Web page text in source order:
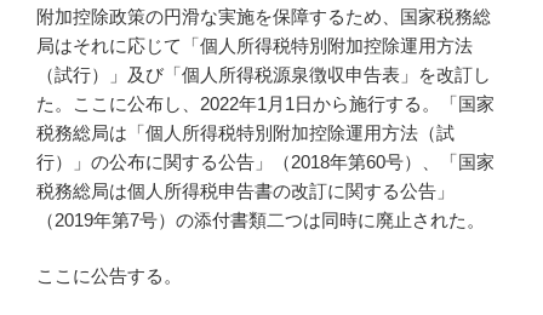
附加控除政策の円滑な実施を保障するため、国家税務総
局はそれに応じて「個人所得税特別附加控除運用方法
（試行）」及び「個人所得税源泉徴収申告表」を改訂し
た。ここに公布し、2022年1月1日から施行する。「国家
税務総局は「個人所得税特別附加控除運用方法（試
行）」の公布に関する公告」（2018年第60号）、「国家
税務総局は個人所得税申告書の改訂に関する公告」
（2019年第7号）の添付書類二つは同時に廃止された。
ここに公告する。